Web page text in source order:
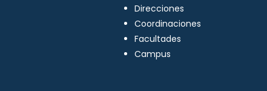
Direcciones
Coordinaciones
Facultades
Campus